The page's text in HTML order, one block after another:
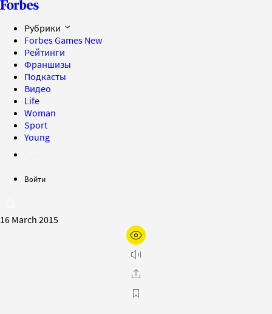
Рубрики
Forbes Games New
Рейтинги
Франшизы
Подкасты
Видео
Life
Woman
Sport
Young
Войти
16 March 2015